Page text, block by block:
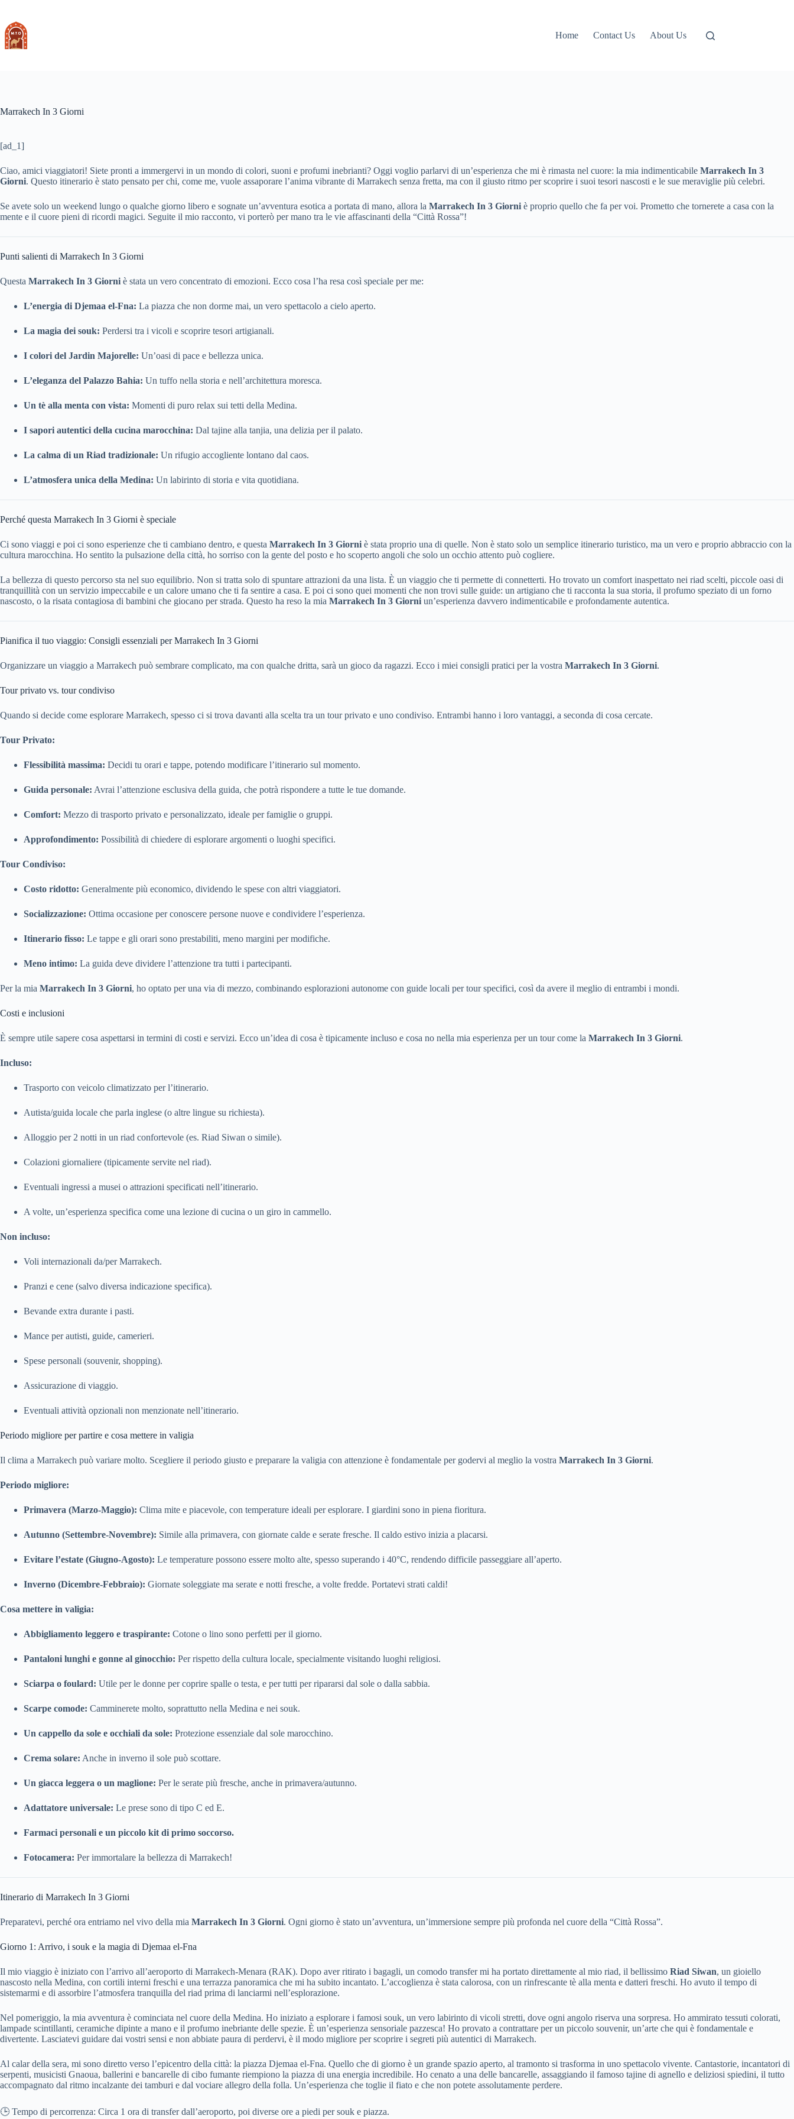
content
Home
Contact Us About Us
Marrakech In 3 Giorni
[ad_1]
Ciao, amici viaggiatori! Siete pronti a immergervi in un mondo di colori, suoni e profumi inebrianti? Oggi voglio parlarvi di un’esperienza che mi è rimasta nel cuore: la mia indimenticabile Marrakech In 3
Giorni. Questo itinerario è stato pensato per chi, come me, vuole assaporare l’anima vibrante di Marrakech senza fretta, ma con il giusto ritmo per scoprire i suoi tesori nascosti e le sue meraviglie più celebri.
Se avete solo un weekend lungo o qualche giorno libero e sognate un’avventura esotica a portata di mano, allora la Marrakech In 3 Giorni è proprio quello che fa per voi. Prometto che tornerete a casa con la
mente e il cuore pieni di ricordi magici. Seguite il mio racconto, vi porterò per mano tra le vie affascinanti della “Città Rossa”!
Punti salienti di Marrakech In 3 Giorni
Questa Marrakech In 3 Giorni è stata un vero concentrato di emozioni. Ecco cosa l’ha resa così speciale per me:
L’energia di Djemaa el-Fna: La piazza che non dorme mai, un vero spettacolo a cielo aperto.
La magia dei souk: Perdersi tra i vicoli e scoprire tesori artigianali.
I colori del Jardin Majorelle: Un’oasi di pace e bellezza unica.
L’eleganza del Palazzo Bahia: Un tuffo nella storia e nell’architettura moresca.
Un tè alla menta con vista: Momenti di puro relax sui tetti della Medina.
I sapori autentici della cucina marocchina: Dal tajine alla tanjia, una delizia per il palato.
La calma di un Riad tradizionale: Un rifugio accogliente lontano dal caos.
L’atmosfera unica della Medina: Un labirinto di storia e vita quotidiana.
Perché questa Marrakech In 3 Giorni è speciale
Ci sono viaggi e poi ci sono esperienze che ti cambiano dentro, e questa Marrakech In 3 Giorni è stata proprio una di quelle. Non è stato solo un semplice itinerario turistico, ma un vero e proprio abbraccio con la
cultura marocchina. Ho sentito la pulsazione della città, ho sorriso con la gente del posto e ho scoperto angoli che solo un occhio attento può cogliere.
La bellezza di questo percorso sta nel suo equilibrio. Non si tratta solo di spuntare attrazioni da una lista. È un viaggio che ti permette di connetterti. Ho trovato un comfort inaspettato nei riad scelti, piccole oasi di
tranquillità con un servizio impeccabile e un calore umano che ti fa sentire a casa. E poi ci sono quei momenti che non trovi sulle guide: un artigiano che ti racconta la sua storia, il profumo speziato di un forno
nascosto, o la risata contagiosa di bambini che giocano per strada. Questo ha reso la mia Marrakech In 3 Giorni un’esperienza davvero indimenticabile e profondamente autentica.
Pianifica il tuo viaggio: Consigli essenziali per Marrakech In 3 Giorni
Organizzare un viaggio a Marrakech può sembrare complicato, ma con qualche dritta, sarà un gioco da ragazzi. Ecco i miei consigli pratici per la vostra Marrakech In 3 Giorni.
Tour privato vs. tour condiviso
Quando si decide come esplorare Marrakech, spesso ci si trova davanti alla scelta tra un tour privato e uno condiviso. Entrambi hanno i loro vantaggi, a seconda di cosa cercate.
Tour Privato:
Flessibilità massima: Decidi tu orari e tappe, potendo modificare l’itinerario sul momento.
Guida personale: Avrai l’attenzione esclusiva della guida, che potrà rispondere a tutte le tue domande.
Comfort: Mezzo di trasporto privato e personalizzato, ideale per famiglie o gruppi.
Approfondimento: Possibilità di chiedere di esplorare argomenti o luoghi specifici.
Tour Condiviso:
Costo ridotto: Generalmente più economico, dividendo le spese con altri viaggiatori.
Socializzazione: Ottima occasione per conoscere persone nuove e condividere l’esperienza.
Itinerario fisso: Le tappe e gli orari sono prestabiliti, meno margini per modifiche.
Meno intimo: La guida deve dividere l’attenzione tra tutti i partecipanti.
Per la mia Marrakech In 3 Giorni, ho optato per una via di mezzo, combinando esplorazioni autonome con guide locali per tour specifici, così da avere il meglio di entrambi i mondi.
Costi e inclusioni
È sempre utile sapere cosa aspettarsi in termini di costi e servizi. Ecco un’idea di cosa è tipicamente incluso e cosa no nella mia esperienza per un tour come la Marrakech In 3 Giorni.
Incluso:
Trasporto con veicolo climatizzato per l’itinerario.
Autista/guida locale che parla inglese (o altre lingue su richiesta).
Alloggio per 2 notti in un riad confortevole (es. Riad Siwan o simile).
Colazioni giornaliere (tipicamente servite nel riad).
Eventuali ingressi a musei o attrazioni specificati nell’itinerario.
A volte, un’esperienza specifica come una lezione di cucina o un giro in cammello.
Non incluso:
Voli internazionali da/per Marrakech.
Pranzi e cene (salvo diversa indicazione specifica).
Bevande extra durante i pasti.
Mance per autisti, guide, camerieri.
Spese personali (souvenir, shopping).
Assicurazione di viaggio.
Eventuali attività opzionali non menzionate nell’itinerario.
Periodo migliore per partire e cosa mettere in valigia
Il clima a Marrakech può variare molto. Scegliere il periodo giusto e preparare la valigia con attenzione è fondamentale per godervi al meglio la vostra Marrakech In 3 Giorni.
Periodo migliore:
Primavera (Marzo-Maggio): Clima mite e piacevole, con temperature ideali per esplorare. I giardini sono in piena fioritura.
Autunno (Settembre-Novembre): Simile alla primavera, con giornate calde e serate fresche. Il caldo estivo inizia a placarsi.
Evitare l’estate (Giugno-Agosto): Le temperature possono essere molto alte, spesso superando i 40°C, rendendo difficile passeggiare all’aperto.
Inverno (Dicembre-Febbraio): Giornate soleggiate ma serate e notti fresche, a volte fredde. Portatevi strati caldi!
Cosa mettere in valigia:
Abbigliamento leggero e traspirante: Cotone o lino sono perfetti per il giorno.
Pantaloni lunghi e gonne al ginocchio: Per rispetto della cultura locale, specialmente visitando luoghi religiosi.
Sciarpa o foulard: Utile per le donne per coprire spalle o testa, e per tutti per ripararsi dal sole o dalla sabbia.
Scarpe comode: Camminerete molto, soprattutto nella Medina e nei souk.
Un cappello da sole e occhiali da sole: Protezione essenziale dal sole marocchino.
Crema solare: Anche in inverno il sole può scottare.
Un giacca leggera o un maglione: Per le serate più fresche, anche in primavera/autunno.
Adattatore universale: Le prese sono di tipo C ed E.
Farmaci personali e un piccolo kit di primo soccorso.
Fotocamera: Per immortalare la bellezza di Marrakech!
Itinerario di Marrakech In 3 Giorni
Preparatevi, perché ora entriamo nel vivo della mia Marrakech In 3 Giorni. Ogni giorno è stato un’avventura, un’immersione sempre più profonda nel cuore della “Città Rossa”.
Giorno 1: Arrivo, i souk e la magia di Djemaa el-Fna
Il mio viaggio è iniziato con l’arrivo all’aeroporto di Marrakech-Menara (RAK). Dopo aver ritirato i bagagli, un comodo transfer mi ha portato direttamente al mio riad, il bellissimo Riad Siwan, un gioiello
nascosto nella Medina, con cortili interni freschi e una terrazza panoramica che mi ha subito incantato. L’accoglienza è stata calorosa, con un rinfrescante tè alla menta e datteri freschi. Ho avuto il tempo di
sistemarmi e di assorbire l’atmosfera tranquilla del riad prima di lanciarmi nell’esplorazione.
Nel pomeriggio, la mia avventura è cominciata nel cuore della Medina. Ho iniziato a esplorare i famosi souk, un vero labirinto di vicoli stretti, dove ogni angolo riserva una sorpresa. Ho ammirato tessuti colorati,
lampade scintillanti, ceramiche dipinte a mano e il profumo inebriante delle spezie. È un’esperienza sensoriale pazzesca! Ho provato a contrattare per un piccolo souvenir, un’arte che qui è fondamentale e
divertente. Lasciatevi guidare dai vostri sensi e non abbiate paura di perdervi, è il modo migliore per scoprire i segreti più autentici di Marrakech.
Al calar della sera, mi sono diretto verso l’epicentro della città: la piazza Djemaa el-Fna. Quello che di giorno è un grande spazio aperto, al tramonto si trasforma in uno spettacolo vivente. Cantastorie, incantatori di
serpenti, musicisti Gnaoua, ballerini e bancarelle di cibo fumante riempiono la piazza di una energia incredibile. Ho cenato a una delle bancarelle, assaggiando il famoso tajine di agnello e deliziosi spiedini, il tutto
accompagnato dal ritmo incalzante dei tamburi e dal vociare allegro della folla. Un’esperienza che toglie il fiato e che non potete assolutamente perdere.
🕒 Tempo di percorrenza: Circa 1 ora di transfer dall’aeroporto, poi diverse ore a piedi per souk e piazza.